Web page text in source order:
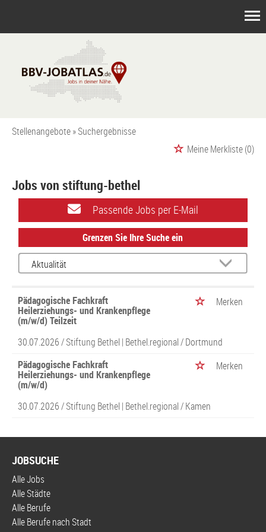
Stellenangebote Suchergebnisse
Meine Merkliste(0)
Jobs von stiftung-bethel
Passende Jobs per E-Mail
Grenzen Sie Ihre Suche ein
Pädagogische Fachkraft
Heilerziehungs- und Krankenpflege
(m/w/d) Teilzeit
Merken
30.07.2026 /Stiftung Bethel | Bethel.regional/ Dortmund
Pädagogische Fachkraft
Heilerziehungs- und Krankenpflege
(m/w/d)
Merken
30.07.2026 /Stiftung Bethel | Bethel.regional/ Kamen
JOBSUCHE
Alle Jobs
Alle Städte
Alle Berufe
Alle Berufe nach Stadt